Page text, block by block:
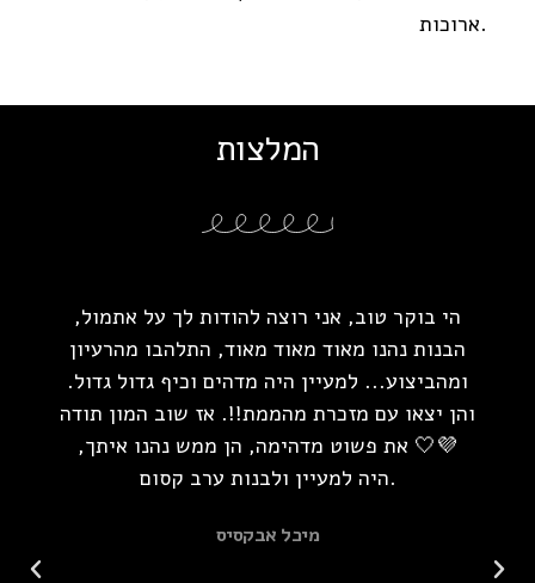
ארוכות.
המלצות
הי בוקר טוב, אני רוצה להודות לך על אתמול,
הבנות נהנו מאוד מאוד מאוד, התלהבו מהרעיון
ומהביצוע... למעיין היה מדהים וכיף גדול גדול.
והן יצאו עם מזכרת מהממת!!. אז שוב המון תודה
💜🤍 את פשוט מדהימה, הן ממש נהנו איתך,
היה למעיין ולבנות ערב קסום.
מיכל אבקסיס